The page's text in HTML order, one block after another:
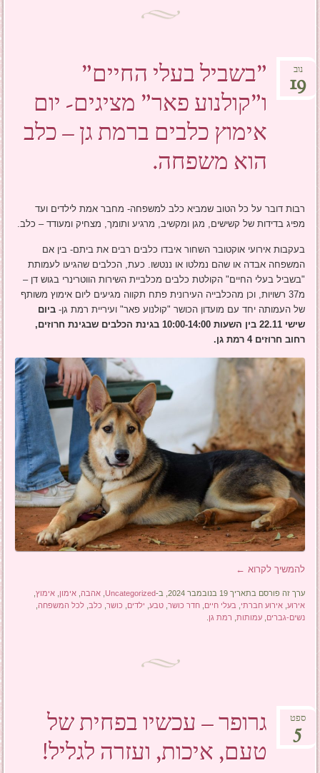
"בשביל בעלי החיים"
ו"קולנוע פאר" מציגים- יום
אימוץ כלבים ברמת גן – כלב
הוא משפחה.
נוב
19
רבות דובר על כל הטוב שמביא כלב למשפחה- מחבר אמת לילדים ועד
מפיג בדידות של קשישים, מגן ומקשיב, מרגיע ותומך, מצחיק ומעודד – כלב.
בעקבות אירועי אוקטובר השחור איבדו כלבים רבים את ביתם- בין אם
המשפחה אבדה או שהם נמלטו או ננטשו. כעת, הכלבים שהגיעו לעמותת
"בשביל בעלי החיים" הקולטת כלבים מכלביית השירות הווטרינרי בגוש דן –
מ37 רשויות, וכן מהכלבייה העירונית פתח תקווה מגיעים ליום אימוץ משותף
של העמותה יחד עם מועדון הכושר "קולנוע פאר" ועיריית רמת גן-ביום
שישי 22.11 בין השעות 10:00-14:00
בגינת הכלבים שבגינת חרוזים,
רחוב חרוזים 4 רמת גן.
להמשיך לקרוא ←
ערך זה פורסם בתאריך 19 בנובמבר 2024, ב- Uncategorized
,אהבה ,אימון ,אימוץ
אירוע ,אירוע חברתי בעלי חיים ,חדר כושר ,טבע ילדים כושר כלב ,לכל המשפחה
נשים-גברים ,עמותות רמת גן
גרופר – עכשיו בפחית של
טעם, איכות, ועזרה לגליל!
ספט
5